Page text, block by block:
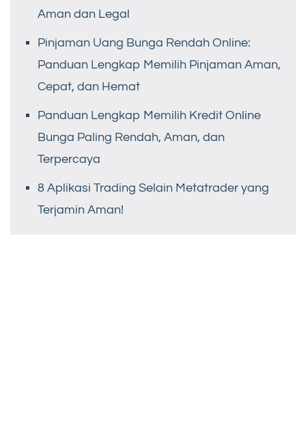
Aman dan Legal
Pinjaman Uang Bunga Rendah Online:
Panduan Lengkap Memilih Pinjaman Aman,
Cepat, dan Hemat
Panduan Lengkap Memilih Kredit Online
Bunga Paling Rendah, Aman, dan
Terpercaya
8 Aplikasi Trading Selain Metatrader yang
Terjamin Aman!